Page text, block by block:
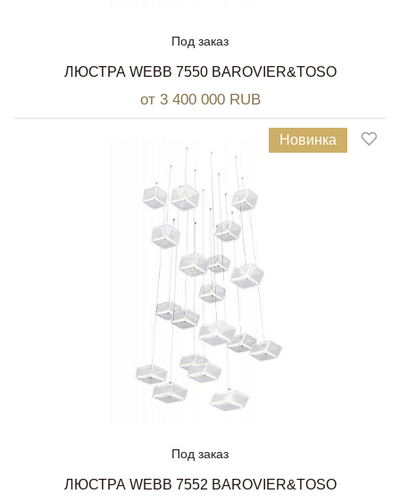
Под заказ
ЛЮСТРА WEBB 7550 BAROVIER&TOSO
от 3 400 000 RUB
Новинка
Под заказ
ЛЮСТРА WEBB 7552 BAROVIER&TOSO